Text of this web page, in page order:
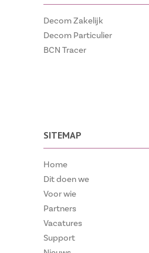
Decom Zakelijk
Decom Particulier
BCN Tracer
SITEMAP
Home
Dit doen we
Voor wie
Partners
Vacatures
Support